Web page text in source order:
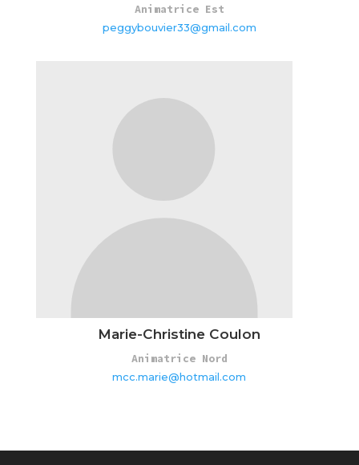
Animatrice Est
peggybouvier33@gmail.com
Marie-Christine Coulon
Animatrice Nord
mcc.marie@hotmail.com